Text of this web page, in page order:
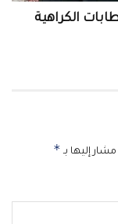
الكراهية
إليها بـ *